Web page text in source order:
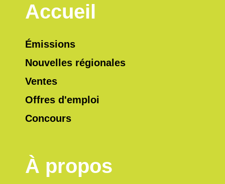
Accueil
Émissions
Nouvelles régionales
Ventes
Offres d'emploi
Concours
À propos